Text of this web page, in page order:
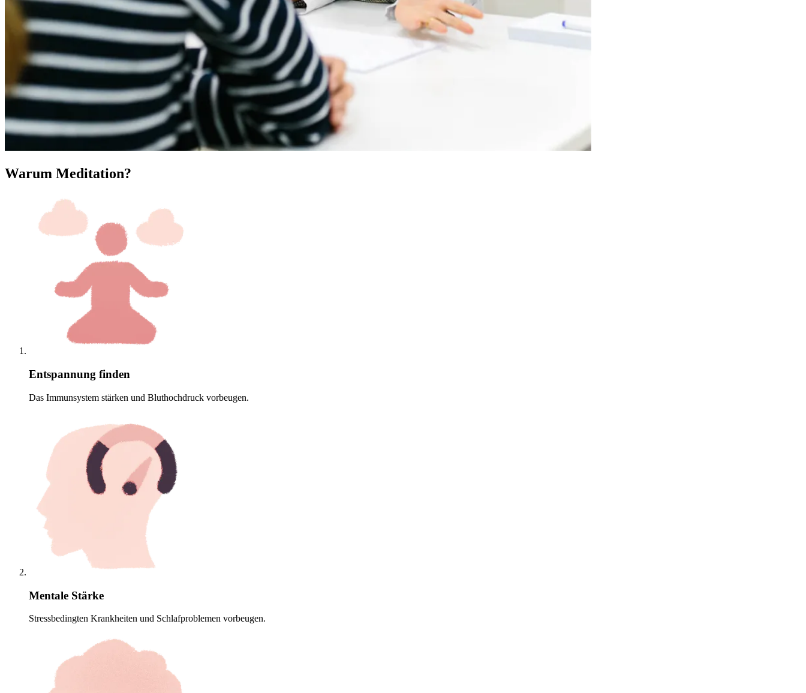
Warum Meditation?
Entspannung finden
Das Immunsystem stärken und Bluthochdruck vorbeugen.
Mentale Stärke
Stressbedingten Krankheiten und Schlafproblemen vorbeugen.